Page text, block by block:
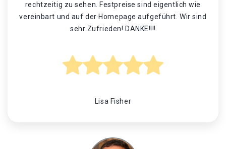
rechtzeitig zu sehen. Festpreise sind eigentlich wie
vereinbart und auf der Homepage aufgeführt. Wir sind
sehr Zufrieden! DANKE!!!!
Lisa Fisher